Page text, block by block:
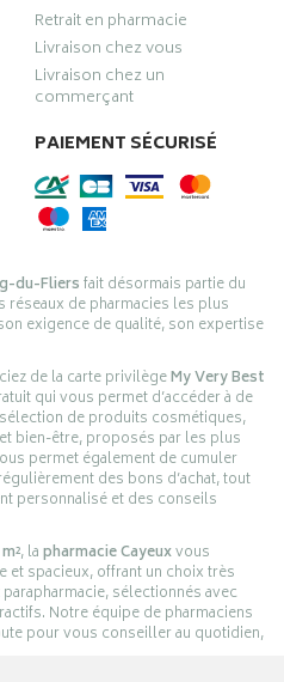
Retrait en pharmacie
Livraison chez vous
Livraison chez un
commerçant
PAIEMENT SÉCURISÉ
du-Fliersfait désormais partie du
réseaux de pharmacies les plus
exigence de qualité, son expertise
de la carte privilègeMy Very Best
qui vous permet d’accéder à de
de produits cosmétiques,
bien-être, proposés par les plus
permet également de cumuler
des bons d’achat, tout
personnalisé et des conseils
, lapharmacie Cayeuxvous
et spacieux, offrant un choix très
sélectionnés avec
Notre équipe de pharmaciens
pour vous conseiller au quotidien,